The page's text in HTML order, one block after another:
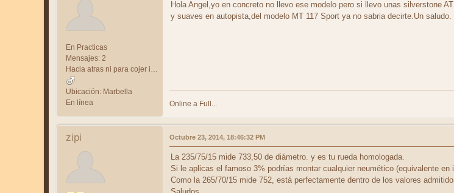
En Practicas
Mensajes: 2
Ubicación: Marbella
En línea
Hola Angel,yo en concreto no llevo ese modelo pero si llevo unas silverstone
y suaves en autopista,del modelo MT 117 Sport ya no sabria decirte.Un saludo.
Online a Full...
zipi Octubre 23, 2014, 18:46:32 PM
La 235/75/15 mide 733,50 de diámetro. y es tu rueda homologada.
Si le aplicas el famoso 3% podrías montar cualquier neumético (equivalente
Como la 265/70/15 mide 752, está perfectamente dentro de los valores
Saludos